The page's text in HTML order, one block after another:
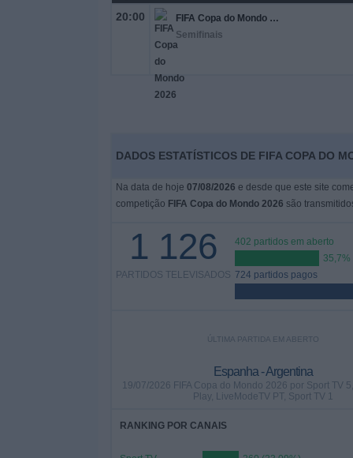
20:00
FIFA Copa do Mondo 2026
Semifinais
DADOS ESTATÍSTICOS DE FIFA COPA DO
Na data de hoje 07/08/2026 e desde que este site
competição FIFA Copa do Mondo 2026 são
1 126
PARTIDOS TELEVISADOS
402 partidos em aberto
35,7%
724 partidos pagos
ÚLTIMA PARTIDA EM ABERTO
Espanha - Argentina
19/07/2026 FIFA Copa do Mondo 2026 por Sport TV
Play, LiveModeTV PT, Sport TV 1
RANKING POR CANAIS